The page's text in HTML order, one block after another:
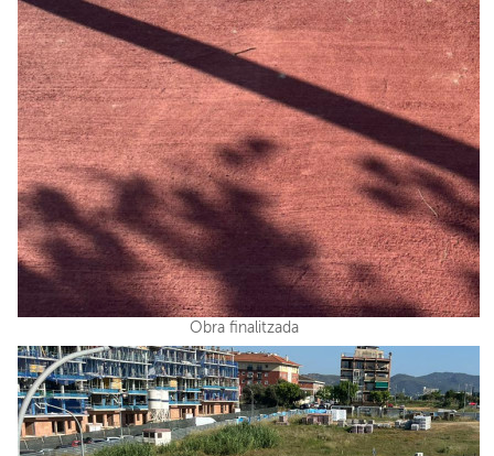
Obra finalitzada